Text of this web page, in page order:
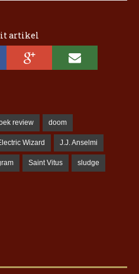
artikel
review doom
Wizard J.J. Anselmi
Saint Vitus sludge